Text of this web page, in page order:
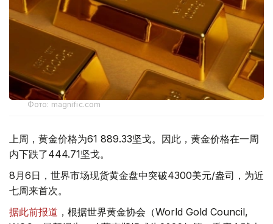
Фото: magnific.com
上周，黄金价格为61 889.33坚戈。因此，黄金价格在一周
内下跌了444.71坚戈。
8月6日，世界市场现货黄金盘中突破4300美元/盎司，为近
七周来首次。
据此前报道 ，根据世界黄金协会（World Gold Council,